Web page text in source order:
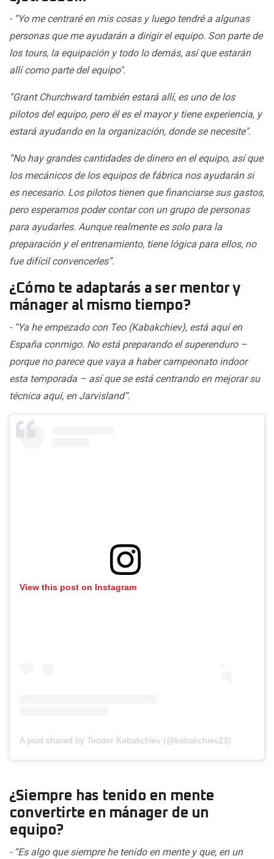
- “Yo me centraré en mis cosas y luego tendré a algunas
personas que me ayudarán a dirigir el equipo. Son parte de
los tours, la equipación y todo lo demás, así que estarán
allí como parte del equipo".
“Grant Churchward también estará allí, es uno de los
pilotos del equipo, pero él es el mayor y tiene experiencia, y
estará ayudando en la organización, donde se necesite".
“No hay grandes cantidades de dinero en el equipo, así que
los mecánicos de los equipos de fábrica nos ayudarán si
es necesario. Los pilotos tienen que financiarse sus gastos,
pero esperamos poder contar con un grupo de personas
para ayudarles. Aunque realmente es solo para la
preparación y el entrenamiento, tiene lógica para ellos, no
fue difícil convencerles”.
¿Cómo te adaptarás a ser mentor y
mánager al mismo tiempo?
- “Ya he empezado con Teo (Kabakchiev), está aquí en
España conmigo. No está preparando el superenduro –
porque no parece que vaya a haber campeonato indoor
esta temporada – así que se está centrando en mejorar su
técnica aquí, en Jarvisland”.
View this post on Instagram
A post shared by Teodor Kabakchiev (@kabakchiev23)
¿Siempre has tenido en mente
convertirte en mánager de un
equipo?
- “Es algo que siempre he tenido en mente y que, en un